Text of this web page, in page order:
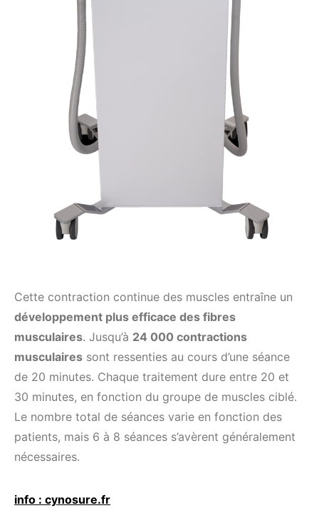
Cette contraction continue des muscles entraîne un
développement plus efficace des fibres
musculaires. Jusqu’à 24 000 contractions
musculaires sont ressenties au cours d’une séance
de 20 minutes. Chaque traitement dure entre 20 et
30 minutes, en fonction du groupe de muscles ciblé.
Le nombre total de séances varie en fonction des
patients, mais 6 à 8 séances s’avèrent généralement
nécessaires.
info : cynosure.fr